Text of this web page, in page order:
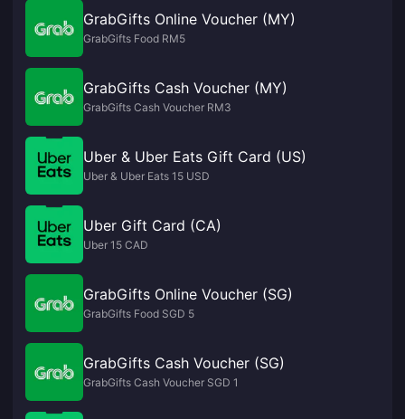
GrabGifts Online Voucher (MY)
GrabGifts Food RM5
GrabGifts Cash Voucher (MY)
GrabGifts Cash Voucher RM3
Uber & Uber Eats Gift Card (US)
Uber & Uber Eats 15 USD
Uber Gift Card (CA)
Uber 15 CAD
GrabGifts Online Voucher (SG)
GrabGifts Food SGD 5
GrabGifts Cash Voucher (SG)
GrabGifts Cash Voucher SGD 1